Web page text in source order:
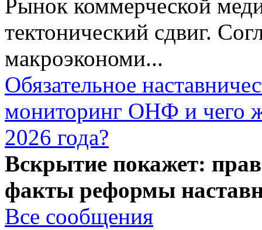
Рынок коммерческой
тектонический сдвиг.
макроэкономи...
Обязательное
мониторинг ОНФ и чего
2026 года?
Вскрытие покажет:
факты реформы
Все сообщения